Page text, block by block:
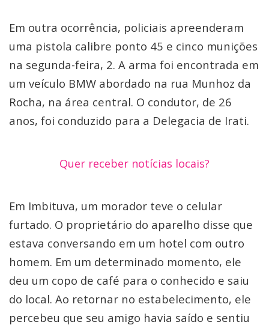
Em outra ocorrência, policiais apreenderam
uma pistola calibre ponto 45 e cinco munições
na segunda-feira, 2. A arma foi encontrada em
um veículo BMW abordado na rua Munhoz da
Rocha, na área central. O condutor, de 26
anos, foi conduzido para a Delegacia de Irati.
Quer receber notícias locais?
Em Imbituva, um morador teve o celular
furtado. O proprietário do aparelho disse que
estava conversando em um hotel com outro
homem. Em um determinado momento, ele
deu um copo de café para o conhecido e saiu
do local. Ao retornar no estabelecimento, ele
percebeu que seu amigo havia saído e sentiu